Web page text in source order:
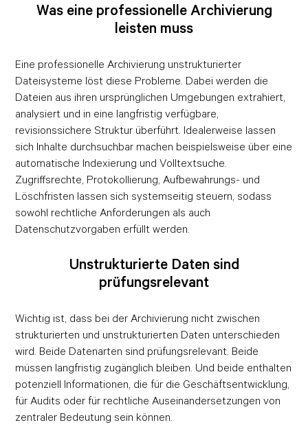
Was eine professionelle Archivierung
leisten muss
Eine professionelle Archivierung unstrukturierter
Dateisysteme löst diese Probleme. Dabei werden die
Dateien aus ihren ursprünglichen Umgebungen extrahiert,
analysiert und in eine langfristig verfügbare,
revisionssichere Struktur überführt. Idealerweise lassen
sich Inhalte durchsuchbar machen beispielsweise über eine
automatische Indexierung und Volltextsuche.
Zugriffsrechte, Protokollierung, Aufbewahrungs- und
Löschfristen lassen sich systemseitig steuern, sodass
sowohl rechtliche Anforderungen als auch
Datenschutzvorgaben erfüllt werden.
Unstrukturierte Daten sind
prüfungsrelevant
Wichtig ist, dass bei der Archivierung nicht zwischen
strukturierten und unstrukturierten Daten unterschieden
wird. Beide Datenarten sind prüfungsrelevant. Beide
müssen langfristig zugänglich bleiben. Und beide enthalten
potenziell Informationen, die für die Geschäftsentwicklung,
für Audits oder für rechtliche Auseinandersetzungen von
zentraler Bedeutung sein können.